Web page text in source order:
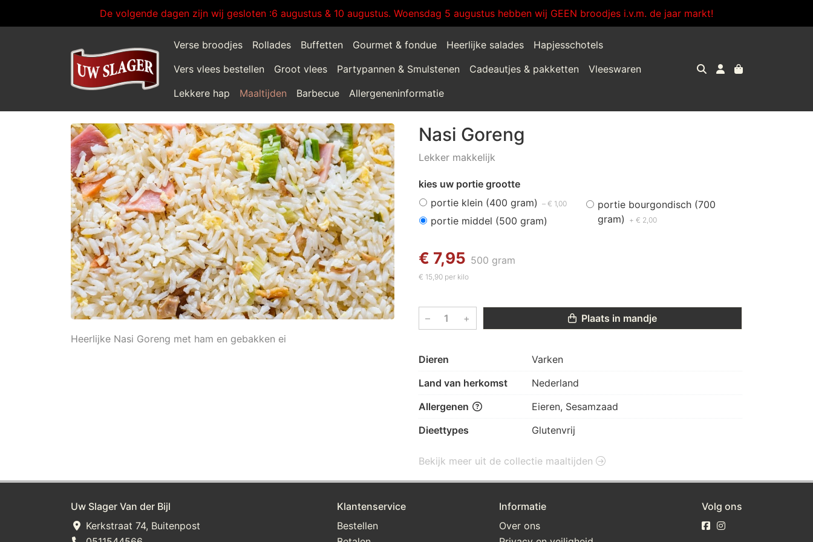
De volgende dagen zijn wij gesloten :6 augustus & 10 augustus. Woensdag 5 augustus hebben wij GEEN broodjes i.v.m. de jaar markt!
Verse broodjes Rollades Buffetten Gourmet & fondue Heerlijke salades
Hapjesschotels
Vers vlees bestellen
Groot vlees Partypannen & Smulstenen Cadeautjes & pakketten
Vleeswaren
Lekkere hap
Maaltijden Barbecue Allergeneninformatie
Heerlijke Nasi Goreng met ham en gebakken ei
Nasi Goreng
Lekker makkelijk
kies uw portie grootte
portie klein (400 gram) – € 1,00
portie middel (500 gram)
portie bourgondisch (700
gram)
+ € 2,00
€ 7,95 500 gram
€ 15,90 per kilo
– + Plaats in mandje
Dieren
Varken
Land van herkomst
Nederland
Allergenen
Eieren, Sesamzaad
Dieettypes
Glutenvrij
Bekijk meer uit de collectie maaltijden
Uw Slager Van der Bijl
Kerkstraat 74, Buitenpost
Klantenservice
Bestellen
Informatie
Over ons
Volg ons